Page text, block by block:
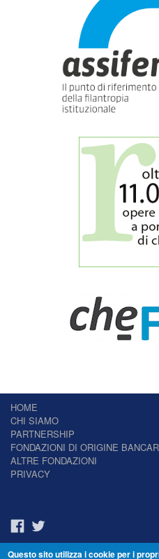
HOME
CHI SIAMO
PARTNERSHIP
FONDAZIONI DI ORIGINE
ALTRE FONDAZIONI
PRIVACY
Questo sito utilizza i cookie per i